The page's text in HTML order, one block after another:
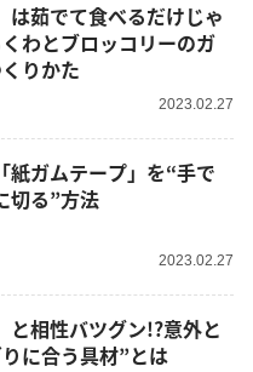
は茹でて食べるだけじゃ
わとブロッコリーのガ
りかた
2023.02.27
紙ガムテープ」を“手で
切る”方法
2023.02.27
と相性バツグン!?意外と
に合う具材”とは